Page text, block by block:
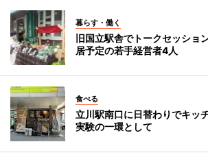
暮らす・働く
旧国立駅舎でトークセッシ
居予定の若手経営者4人
食べる
立川駅南口に日替わりでキ
実験の一環として